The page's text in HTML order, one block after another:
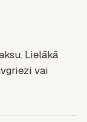
Lielākā
vai